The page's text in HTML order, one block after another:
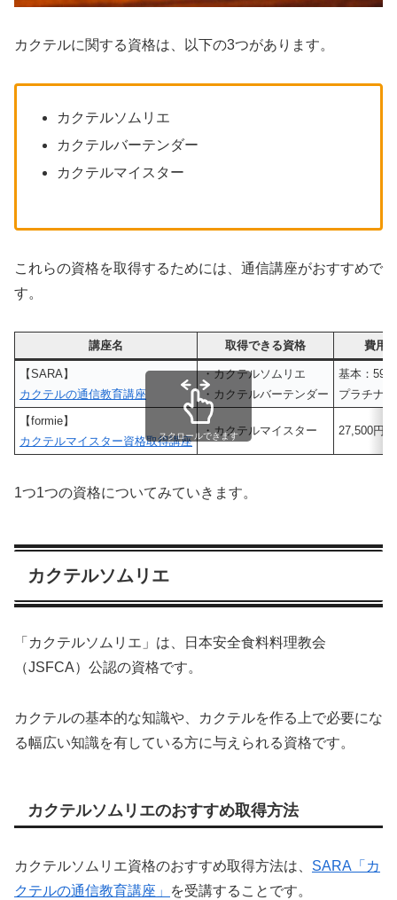
カクテルに関する資格は、以下の3つがあります。
カクテルソムリエ
カクテルバーテンダー
カクテルマイスター
これらの資格を取得するためには、通信講座がおすすめで
す。
講座名 取得できる資格 費用(
【SARA】
カクテルの通信教育講座
・カクテルソムリエ
・カクテルバーテンダー
基本：
プラチナ
【formie】
カクテルマイスター資格取得講座
・カクテルマイスター 27,500円
スクロールできます
1つ1つの資格についてみていきます。
カクテルソムリエ
「カクテルソムリエ」は、日本安全食料料理教会
（JSFCA）公認の資格です。
カクテルの基本的な知識や、カクテルを作る上で必要にな
る幅広い知識を有している方に与えられる資格です。
カクテルソムリエのおすすめ取得方法
カクテルソムリエ資格のおすすめ取得方法は、 SARA「カ
クテルの通信教育講座」
を受講することです。